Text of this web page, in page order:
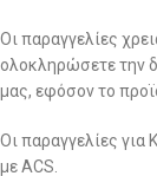
Οι παραγγελίες
ολοκληρώσετε την
μας, εφόσον το
Οι παραγγελίες
με ACS.